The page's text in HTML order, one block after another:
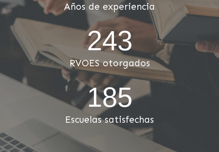
Años de experiencia
243
RVOES otorgados
185
Escuelas satisfechas